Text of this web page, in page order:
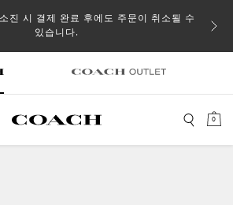
진 시 결제 완료 후에도 주문이 취소될 수
있습니다.
0